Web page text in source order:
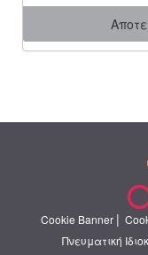
Cookie Banner |
Πνευματική